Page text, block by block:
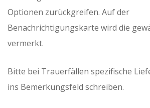
Optionen zurückgreifen. Auf der
Benachrichtigungskarte wird die
vermerkt.
Bitte bei Trauerfällen spezifische
ins Bemerkungsfeld schreiben.